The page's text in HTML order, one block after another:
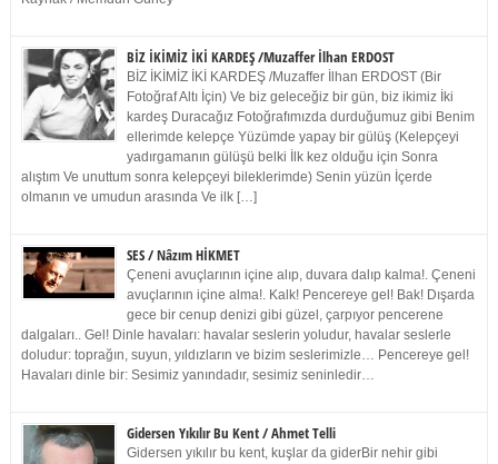
BİZ İKİMİZ İKİ KARDEŞ /Muzaffer İlhan ERDOST
BİZ İKİMİZ İKİ KARDEŞ /Muzaffer İlhan ERDOST (Bir
Fotoğraf Altı İçin) Ve biz geleceğiz bir gün, biz ikimiz İki
kardeş Duracağız Fotoğrafımızda durduğumuz gibi Benim
ellerimde kelepçe Yüzümde yapay bir gülüş (Kelepçeyi
yadırgamanın gülüşü belki İlk kez olduğu için Sonra
alıştım Ve unuttum sonra kelepçeyi bileklerimde) Senin yüzün İçerde
olmanın ve umudun arasında Ve ilk […]
SES / Nâzım HİKMET
Çeneni avuçlarının içine alıp, duvara dalıp kalma!. Çeneni
avuçlarının içine alma!. Kalk! Pencereye gel! Bak! Dışarda
gece bir cenup denizi gibi güzel, çarpıyor pencerene
dalgaları.. Gel! Dinle havaları: havalar seslerin yoludur, havalar seslerle
doludur: toprağın, suyun, yıldızların ve bizim seslerimizle… Pencereye gel!
Havaları dinle bir: Sesimiz yanındadır, sesimiz seninledir…
Gidersen Yıkılır Bu Kent / Ahmet Telli
Gidersen yıkılır bu kent, kuşlar da giderBir nehir gibi